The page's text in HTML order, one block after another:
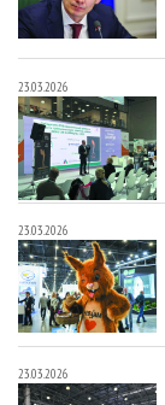
23.03.2026
23.03.2026
23.03.2026